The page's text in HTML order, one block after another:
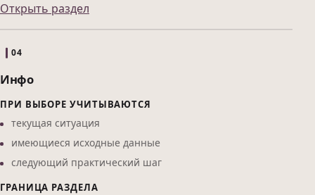
Открыть раздел
04
Инфо
ПРИ ВЫБОРЕ УЧИТЫВАЮТСЯ
текущая ситуация
имеющиеся исходные данные
следующий практический шаг
ГРАНИЦА РАЗДЕЛА